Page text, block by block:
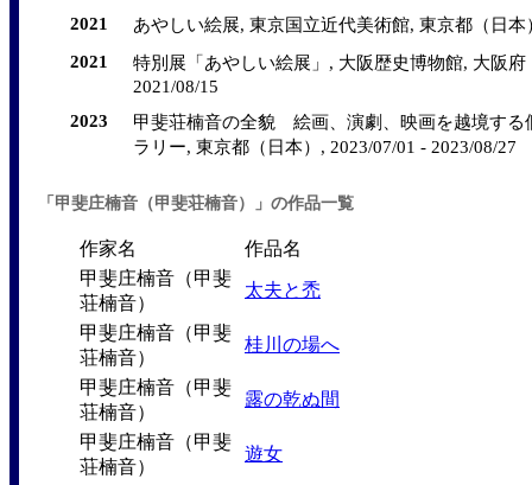
2021
あやしい絵展, 東京国立近代美術館, 東京都（日本
2021
特別展「あやしい絵展」, 大阪歴史博物館, 大阪府
2021/08/15
2023
甲斐荘楠音の全貌 絵画、演劇、映画を越境する
ラリー, 東京都（日本）, 2023/07/01 - 2023/08/27
「甲斐庄楠音（甲斐荘楠音）」の作品一覧
作家名
作品名
甲斐庄楠音（甲斐
荘楠音）
太夫と禿
甲斐庄楠音（甲斐
荘楠音）
桂川の場へ
甲斐庄楠音（甲斐
荘楠音）
露の乾ぬ間
甲斐庄楠音（甲斐
荘楠音）
遊女